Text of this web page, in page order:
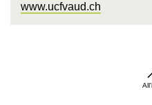
www.ucfvaud.ch